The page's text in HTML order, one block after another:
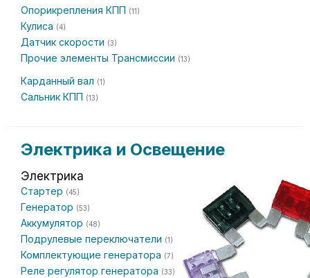
Опорикрепления КПП (11)
Кулиса (4)
Датчик скорости (3)
Прочие элементы Трансмиссии (13)
Карданный вал (1)
Сальник КПП (13)
Электрика и Освещение
Электрика
Стартер (45)
Генератор (53)
Аккумулятор (48)
Подрулевые переключатели (1)
Комплектующие генератора (7)
Реле регулятор генератора (33)